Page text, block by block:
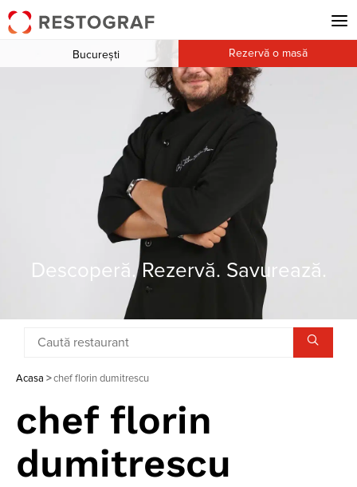
Descoperă. Rezervă. Savurează.
București Rezervă o masă
Acasa >chef florin dumitrescu
chef florin
dumitrescu